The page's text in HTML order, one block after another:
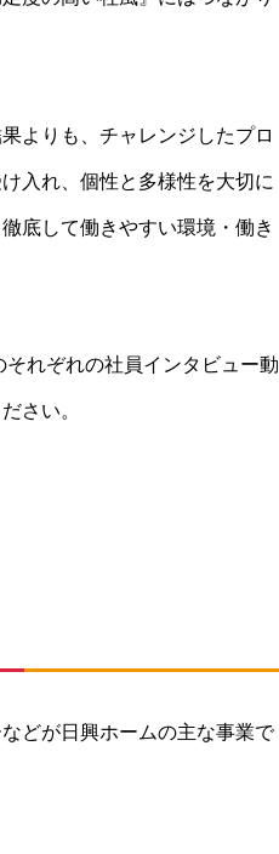
よりも、チャレンジしたプロ
入れ、個性と多様性を大切に
底して働きやすい環境・働き
それぞれの社員インタビュー動
さい。
どが日興ホームの主な事業で